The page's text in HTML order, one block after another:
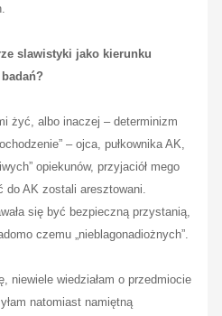
slawistyki jako kierunku
żyć, albo inaczej – determinizm
– ojca , pułkownika AK,
opiekunów, przyjaciół mego
AK zostali aresztowani.
się być bezpieczną przystanią,
czemu „nieblagonadiożnych”.
niewiele wiedziałam o przedmiocie
natomiast namiętną